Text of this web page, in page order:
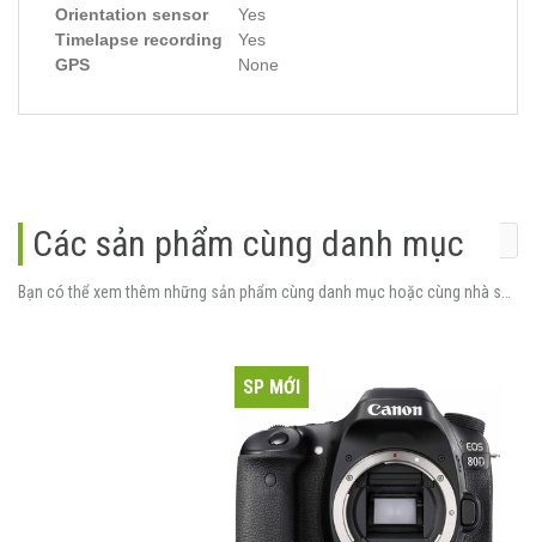
Orientation sensor
Yes
Timelapse recording
Yes
GPS
None
Các sản phẩm cùng danh mục